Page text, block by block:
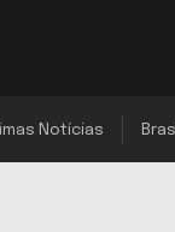
Notícias